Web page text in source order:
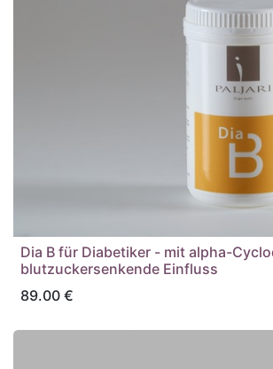
Dia B für Diabetiker - mit alpha-
blutzuckersenkende Einfluss
89.00 €